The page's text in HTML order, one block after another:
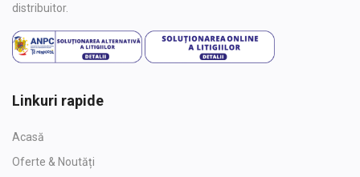
distribuitor.
Linkuri rapide
Acasă
Oferte & Noutăți